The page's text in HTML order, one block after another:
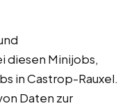
diesen Minijobs,
in Castrop-Rauxel.
Daten zur